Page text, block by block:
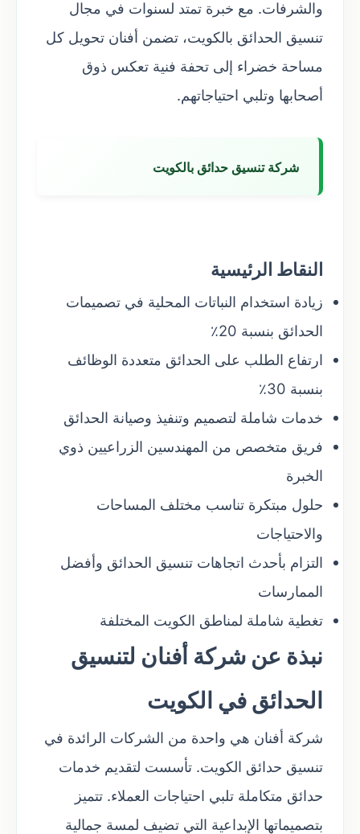
والشرفات. مع خبرة تمتد لسنوات في مجال
تنسيق الحدائق بالكويت، تضمن أفنان تحويل كل
مساحة خضراء إلى تحفة فنية تعكس ذوق
أصحابها وتلبي احتياجاتهم.
شركة تنسيق حدائق بالكويت
النقاط الرئيسية
زيادة استخدام النباتات المحلية في تصميمات
الحدائق بنسبة 20٪
ارتفاع الطلب على الحدائق متعددة الوظائف
بنسبة 30٪
خدمات شاملة لتصميم وتنفيذ وصيانة الحدائق
فريق متخصص من المهندسين الزراعيين ذوي
الخبرة
حلول مبتكرة تناسب مختلف المساحات
والاحتياجات
التزام بأحدث اتجاهات تنسيق الحدائق وأفضل
الممارسات
تغطية شاملة لمناطق الكويت المختلفة
نبذة عن شركة أفنان لتنسيق
الحدائق في الكويت
شركة أفنان هي واحدة من الشركات الرائدة في
تنسيق حدائق الكويت. تأسست لتقديم خدمات
حدائق متكاملة تلبي احتياجات العملاء. تتميز
بتصميماتها الإبداعية التي تضيف لمسة جمالية